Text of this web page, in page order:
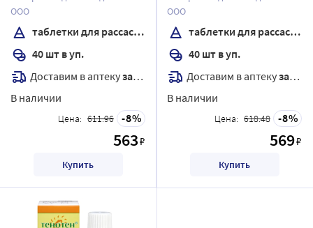
ООО
таблетки для рассасывания
40 шт в уп.
Доставим в аптекузавтра
В наличии
Цена: 611.96 8
563₽
Купить
ООО
таблетки для рассасывания
40 шт в уп.
Доставим в аптекузавтра
В наличии
Цена: 618.48 8
569₽
Купить